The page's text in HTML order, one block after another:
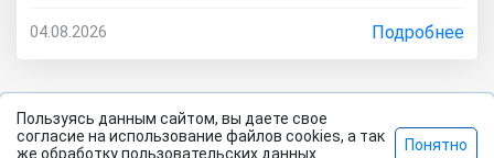
спасут его. Только на ремонт будет уходить очень много
денег, проше сразу нормальное авто найти и купить, чем
с их драндулетами мучиться. Врут и про цены, они не
дом про автосалон Оптимум Авто отзывы почитал,
понимаю теперь как они работают.
04.08.2026 Подробнее
©2026 Все права защищены. | Политика
Пользуясь данным сайтом, вы даете свое
согласие на использование файлов cookies, а так
же обработку пользовательских данных.
Понятно